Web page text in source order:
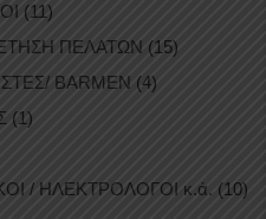
(11)
ΠΕΛΑΤΩΝ (15)
BARMEN (4)
(1)
/ ΗΛΕΚΤΡΟΛΟΓΟΙ κ.ά. (10)